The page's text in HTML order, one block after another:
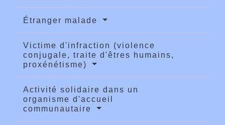
Étranger malade
Victime d'infraction (violence
conjugale, traite d'êtres humains,
proxénétisme)
Activité solidaire dans un
organisme d'accueil
communautaire